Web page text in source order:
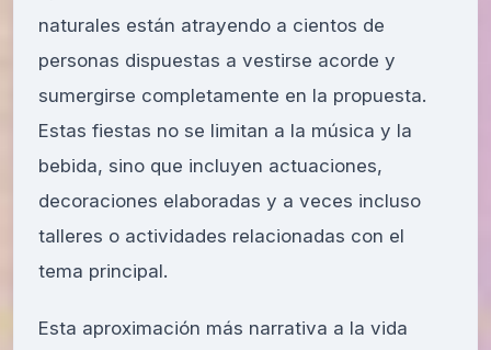
naturales están atrayendo a cientos de
personas dispuestas a vestirse acorde y
sumergirse completamente en la propuesta.
Estas fiestas no se limitan a la música y la
bebida, sino que incluyen actuaciones,
decoraciones elaboradas y a veces incluso
talleres o actividades relacionadas con el
tema principal.
Esta aproximación más narrativa a la vida